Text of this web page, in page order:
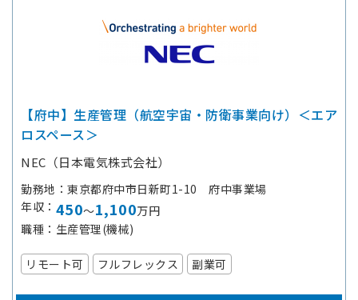
【府中】生産管理（航空宇宙・防衛事業向け）＜エア
ロスペース＞
NEC（日本電気株式会社）
勤務地
東京都府中市日新町1-10 府中事業場
年収
450～1,100万円
職種
生産管理(機械)
リモート可 フルフレックス 副業可